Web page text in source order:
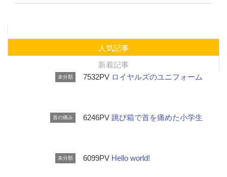
人気記事
新着記事
未分類 7532PV ロイヤルズのユニフォーム
首の痛み 6246PV 跳び箱で首を痛めた小学生
未分類 6099PV Hello world!